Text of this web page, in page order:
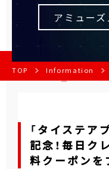
アミュー
TOP Information
「タイステア
記念！毎日ク
料クーポンを